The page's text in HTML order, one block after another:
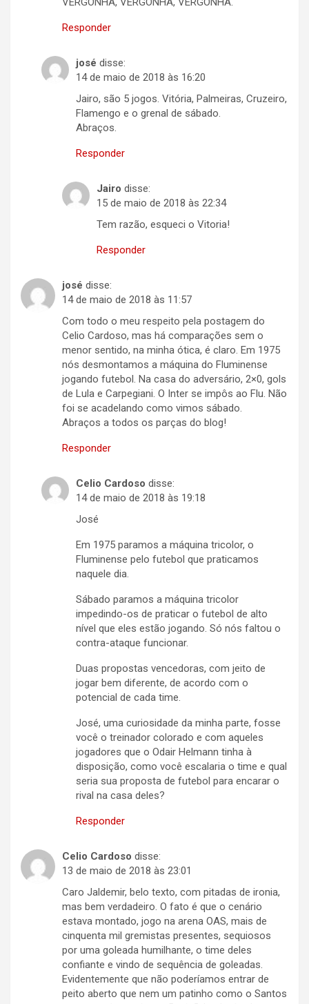
Responder
josé disse:
14 de maio de 2018 às 16:20
Jairo, são 5 jogos. Vitória, Palmeiras, Cruzeiro,
Flamengo e o grenal de sábado.
Abraços.
Responder
Jairo disse:
15 de maio de 2018 às 22:34
Tem razão, esqueci o Vitoria!
Responder
josé disse:
14 de maio de 2018 às 11:57
Com todo o meu respeito pela postagem do
Celio Cardoso, mas há comparações sem o
menor sentido, na minha ótica, é claro. Em 1975
nós desmontamos a máquina do Fluminense
jogando futebol. Na casa do adversário, 2×0, gols
de Lula e Carpegiani. O Inter se impôs ao Flu. Não
foi se acadelando como vimos sábado.
Abraços a todos os parças do blog!
Responder
Celio Cardoso disse:
14 de maio de 2018 às 19:18
José
Em 1975 paramos a máquina tricolor, o
Fluminense pelo futebol que praticamos
naquele dia.
Sábado paramos a máquina tricolor
impedindo-os de praticar o futebol de alto
nível que eles estão jogando. Só nós faltou o
contra-ataque funcionar.
Duas propostas vencedoras, com jeito de
jogar bem diferente, de acordo com o
potencial de cada time.
José, uma curiosidade da minha parte, fosse
você o treinador colorado e com aqueles
jogadores que o Odair Helmann tinha à
disposição, como você escalaria o time e qual
seria sua proposta de futebol para encarar o
rival na casa deles?
Responder
Celio Cardoso disse:
13 de maio de 2018 às 23:01
Caro Jaldemir, belo texto, com pitadas de ironia,
mas bem verdadeiro. O fato é que o cenário
estava montado, jogo na arena OAS, mais de
cinquenta mil gremistas presentes, sequiosos
por uma goleada humilhante, o time deles
confiante e vindo de sequência de goleadas.
Evidentemente que não poderíamos entrar de
peito aberto que nem um patinho como o Santos